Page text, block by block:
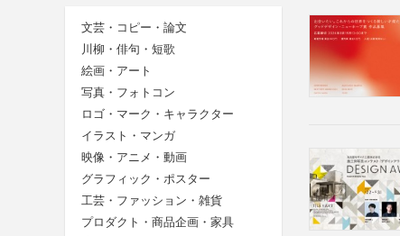
文芸・コピー・論文
川柳・俳句・短歌
絵画・アート
写真・フォトコン
ロゴ・マーク・キャラクター
イラスト・マンガ
映像・アニメ・動画
グラフィック・ポスター
工芸・ファッション・雑貨
プロダクト・商品企画・家具